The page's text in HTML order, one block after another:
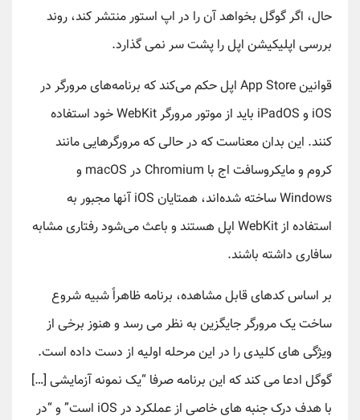
حال، اگر گوگل بخواهد آن را در اپ استور منتشر کند، روند
بررسی اپلیکیشن اپل را پشت سر نمی گذارد.
قوانین ‌App Store اپل حکم می‌کند که برنامه‌های مرورگر در
iOS و iPadOS باید از موتور مرورگر WebKit خود استفاده
کنند. این بدان معناست که در حالی که مرورگرهایی مانند
کروم و مایکروسافت اج با Chromium در macOS و
Windows ساخته شده‌اند، همتایان iOS آنها مجبور به
استفاده از WebKit اپل هستند و باعث می‌شود رفتاری مشابه
سافاری داشته باشند.
بر اساس کدهای قابل مشاهده، برنامه ظاهراً شبیه شروع
ساخت یک مرورگر جایگزین به نظر می رسد و هنوز برخی از
ویژگی های کلیدی را در این مرحله اولیه از دست داده است.
گوگل ادعا می کند که این برنامه صرفا “یک نمونه آزمایشی […]
با هدف درک جنبه های خاصی از عملکرد در iOS است” و “در